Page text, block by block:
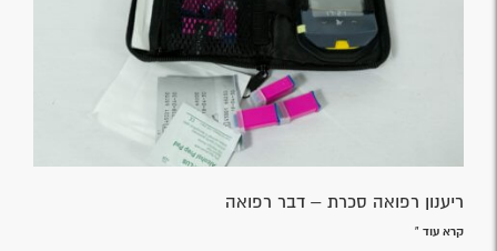
ריענון רפואה סכרת – דבר רפואה
קרא עוד »